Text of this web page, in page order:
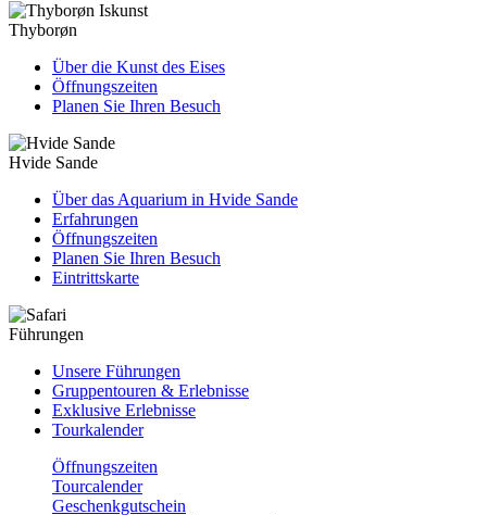
Thyborøn
Über die Kunst des Eises
Öffnungszeiten
Planen Sie Ihren Besuch
Hvide Sande
Über das Aquarium in Hvide Sande
Erfahrungen
Öffnungszeiten
Planen Sie Ihren Besuch
Eintrittskarte
Führungen
Unsere Führungen
Gruppentouren & Erlebnisse
Exklusive Erlebnisse
Tourkalender
Öffnungszeiten
Tourcalender
Geschenkgutschein